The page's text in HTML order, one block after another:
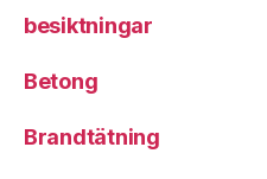
besiktningar
Betong
Brandtätning